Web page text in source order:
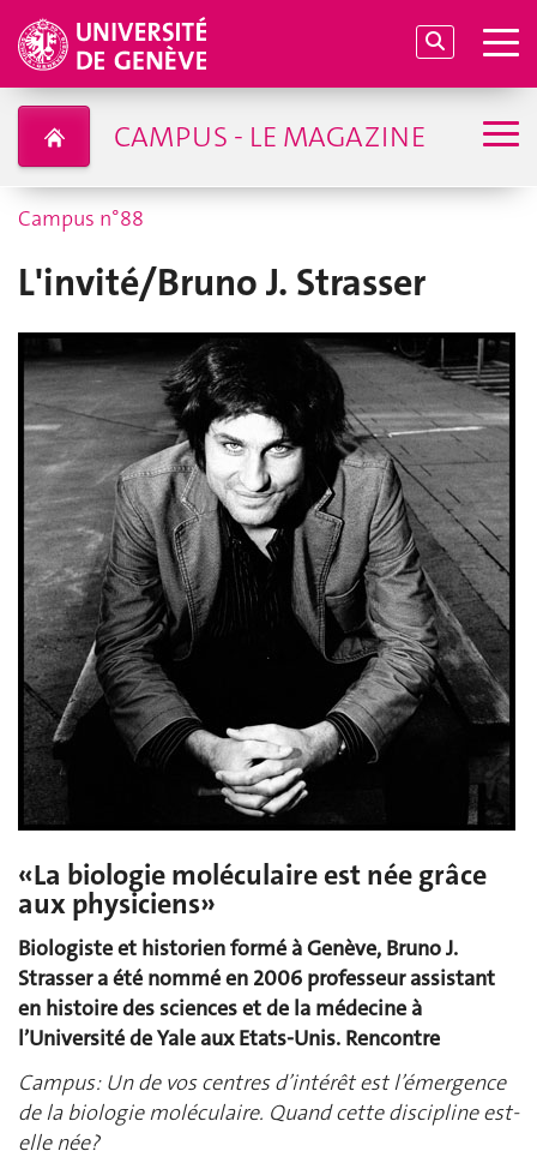
CAMPUS - LE MAGAZINE
Campus n°88
L'invité/Bruno J. Strasser
«La biologie moléculaire est née grâce
aux physiciens»
Biologiste et historien formé à Genève, Bruno J.
Strasser a été nommé en 2006 professeur assistant
en histoire des sciences et de la médecine à
l’Université de Yale aux Etats-Unis. Rencontre
Campus: Un de vos centres d’intérêt est l’émergence
de la biologie moléculaire. Quand cette discipline est-
elle née?